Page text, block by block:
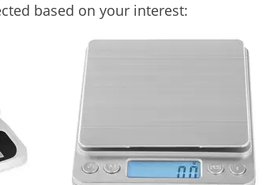
based on your interest: